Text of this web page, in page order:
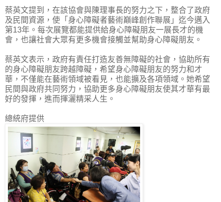
蔡英文提到，在該協會與陳理事長的努力之下，整合了政府
及民間資源，使「身心障礙者藝術巔峰創作聯展」迄今邁入
第13年。每次展覽都能提供給身心障礙朋友一展長才的機
會，也讓社會大眾有更多機會接觸並幫助身心障礙朋友。
蔡英文表示，政府有責任打造友善無障礙的社會，協助所有
的身心障礙朋友跨越障礙，希望身心障礙朋友的努力和才
華，不僅能在藝術領域被看見，也能擴及各項領域。她希望
民間與政府共同努力，協助更多身心障礙朋友使其才華有最
好的發揮，進而揮灑精采人生。
總統府提供